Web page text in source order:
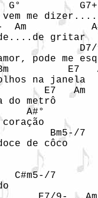
G°
me
Am
gritar
pode me
E7
na janela
E7   Am
do metrô
A#°
Bm5-/7
de côco
C#m5-/7